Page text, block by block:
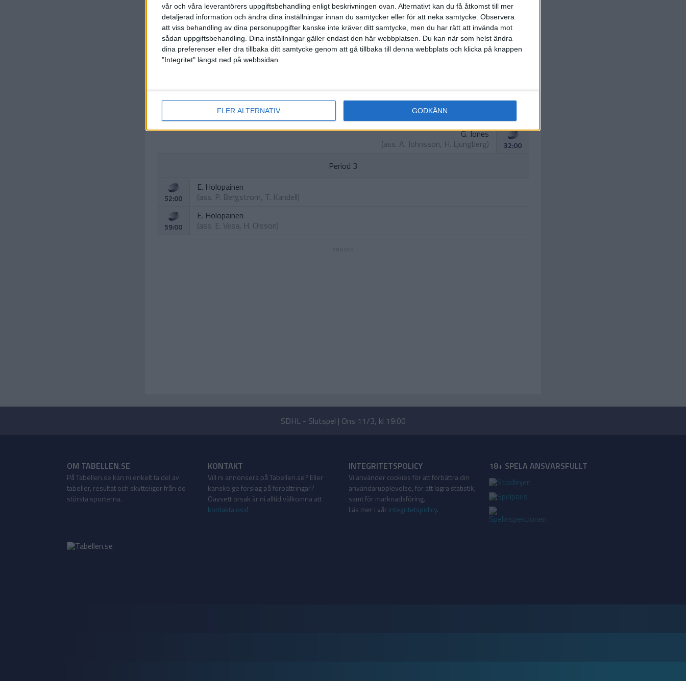
vår och våra leverantörers uppgiftsbehandling enligt beskrivningen ovan. Alternativt kan du få åtkomst till mer
detaljerad information och ändra dina inställningar innan du samtycker eller för att neka samtycke. Observera
att viss behandling av dina personuppgifter kanske inte kräver ditt samtycke, men du har rätt att invända mot
sådan uppgiftsbehandling. Dina inställningar gäller endast den här webbplatsen. Du kan när som helst ändra
dina preferenser eller dra tillbaka ditt samtycke genom att gå tillbaka till denna webbplats och klicka på knappen
"Integritet" längst ned på webbsidan.
FLER ALTERNATIV GODKÄNN
HÄNDELSER
Period 1
10:00
A. Dalen
(ass.H. Olsson,S. Rantala
E. Holopainen
G. Jones
(ass. A. Johnsson, H. Ljungberg) 32:00
Period 3
52:00
E. Holopainen
(ass. P. Bergstrom, T. Kandell)
59:00
E. Holopainen
(ass. E. Vesa, H. Olsson)
SDHL - Slutspel | Ons 11/3, kl 19:00
OM TABELLEN.SE
På Tabellen.se kan ni enkelt ta del av
tabeller, resultat och skytteligor från de
största sporterna.
KONTAKT
Vill ni annonsera på Tabellen.se? Eller
kanske ge förslag på förbättringar?
Oavsett orsak är ni alltid välkomna att
kontakta oss!
INTEGRITETSPOLICY
Vi använder cookies för att förbättra din
användarupplevelse, för att lagra statistik,
samt för marknadsföring.
Läs mer i vår integritetspolicy.
18+ SPELA ANSVARSFULLT